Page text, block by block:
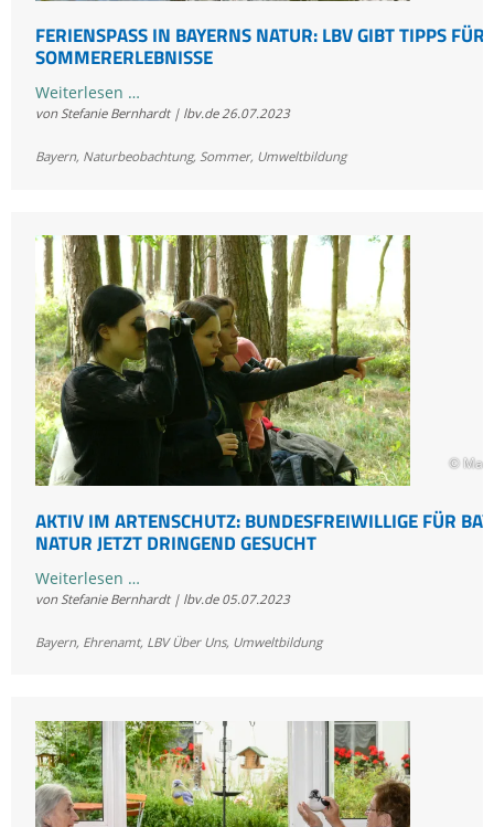
FERIENSPASS IN BAYERNS NATUR: LBV GIBT TIPPS FÜR
OMMERERLEBNISSE
Weiterlesen …Ferienspaß
in
Tipps
für
schöne
Sommererlebnisse
von Stefanie Bernhardt | lbv.de26.07.2023
Bayern, Naturbeobachtung, Sommer, Umweltbildung
©
AKTIV IM ARTENSCHUTZ: BUNDESFREIWILLIGE FÜR
NATUR JETZT DRINGEND GESUCHT
Weiterlesen …
im
Bundesfreiwillige
Natur
jetzt
dringend
gesucht
von Stefanie Bernhardt | lbv.de 05.07.2023
Bayern, Ehrenamt, LBV Über Uns, Umweltbildung